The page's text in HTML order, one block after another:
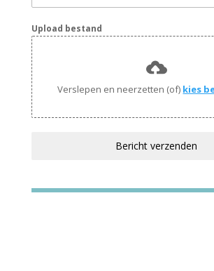
Upload bestand
Verslepen en neerzetten (of) kies
Bericht verzenden